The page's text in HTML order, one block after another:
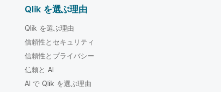
Qlik を選ぶ理由
Qlik を選ぶ理由
信頼性とセキュリティ
信頼性とプライバシー
信頼と AI
AI で Qlik を選ぶ理由